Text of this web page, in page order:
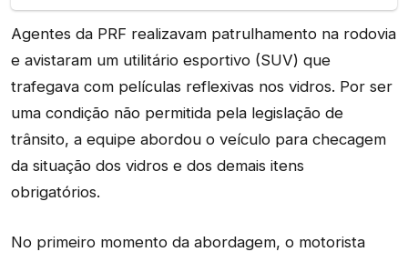
Agentes da PRF realizavam patrulhamento na rodovia
e avistaram um utilitário esportivo (SUV) que
trafegava com películas reflexivas nos vidros. Por ser
uma condição não permitida pela legislação de
trânsito, a equipe abordou o veículo para checagem
da situação dos vidros e dos demais itens
obrigatórios.
No primeiro momento da abordagem, o motorista